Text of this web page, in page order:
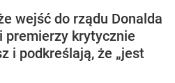
wejść do rządu Donalda
premierzy krytycznie
i podkreślają, że „jest